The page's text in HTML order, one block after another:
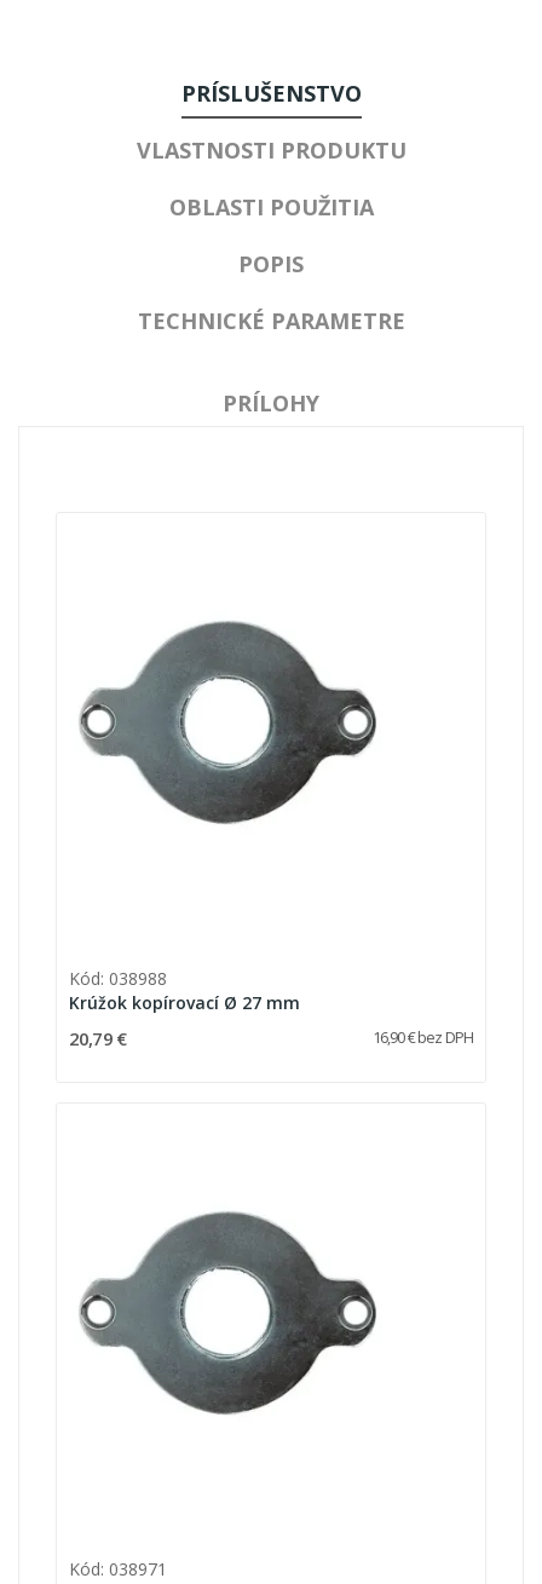
PRÍSLUŠENSTVO
VLASTNOSTI PRODUKTU
OBLASTI POUŽITIA
POPIS
TECHNICKÉ PARAMETRE
PRÍLOHY
Kód: 038988
Krúžok kopírovací Ø 27 mm
20,79 € 16,90 € bez DPH
Kód: 038971